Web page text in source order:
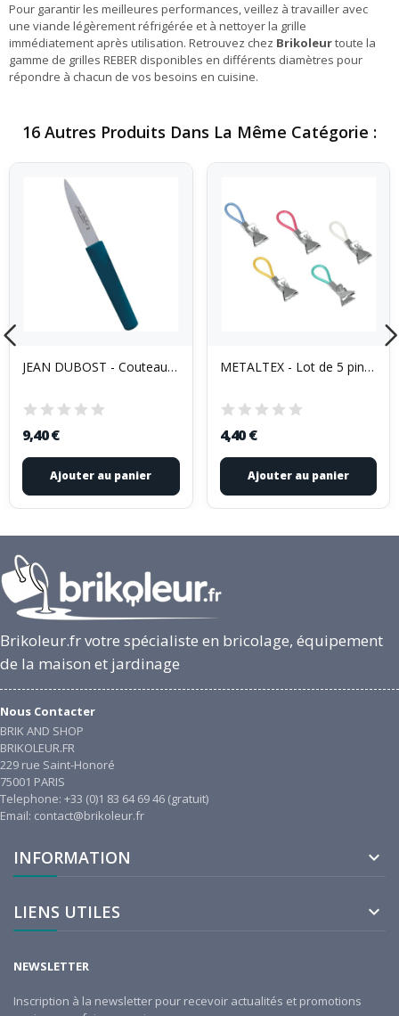
Pour garantir les meilleures performances, veillez à travailler avec
une viande légèrement réfrigérée et à nettoyer la grille
immédiatement après utilisation. Retrouvez chez Brikoleurtoute la
gamme de grilles REBER disponibles en différents diamètres pour
répondre à chacun de vos besoins en cuisine.
16 Autres Produits Dans La Même Catégorie :
JEAN DUBOST - Couteau office 8.5 cm -...
9,40 €
Ajouter au panier
METALTEX - Lot de 5 pinces Caïman pour torchons
4,40 €
Ajouter au panier
Brikoleur.fr votre spécialiste en bricolage, équipement
de la maison et jardinage
Nous Contacter
BRIK AND SHOP
BRIKOLEUR.FR
229 rue Saint-Honoré
75001 PARIS
Telephone: +33 (0)1 83 64 69 46 (gratuit)
Email: contact@brikoleur.fr
INFORMATION 
LIENS UTILES 
NEWSLETTER
Inscription à la newsletter pour recevoir actualités et promotions